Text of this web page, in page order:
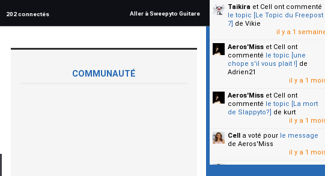
202 connectés Aller à Sweepyto Guitare
COMMUNAUTÉ
Taikira et Cell ont commenté
le topic [Le Topic du Freepost
7] de Vikie
il y a 1
Aeros'Miss et Cell ont
commenté le topic [une
chope s'il vous plait !] de
Adrien21
il y a 1
Aeros'Miss et Cell ont
commenté le topic [La mort
de Slappyto?] de kurt
il y a 1
Cell a voté pour le message
de Aeros'Miss
il y a 1
Cella voté pourle message